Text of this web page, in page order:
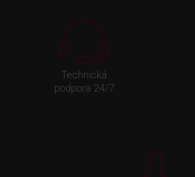
Technická
podpora 24/7